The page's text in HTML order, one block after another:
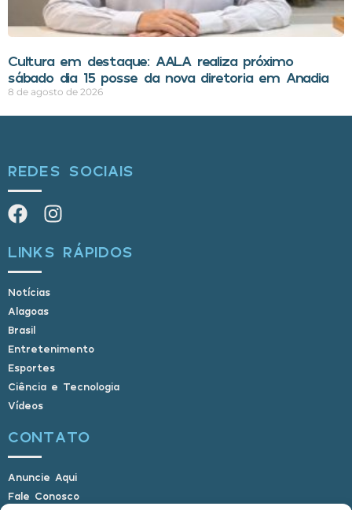
Cultura em destaque: AALA realiza próximo
sábado dia 15 posse da nova diretoria em Anadia
8 de agosto de 2026
REDES SOCIAIS
LINKS RÁPIDOS
Notícias
Alagoas
Brasil
Entretenimento
Esportes
Ciência e Tecnologia
Vídeos
CONTATO
Anuncie Aqui
Fale Conosco